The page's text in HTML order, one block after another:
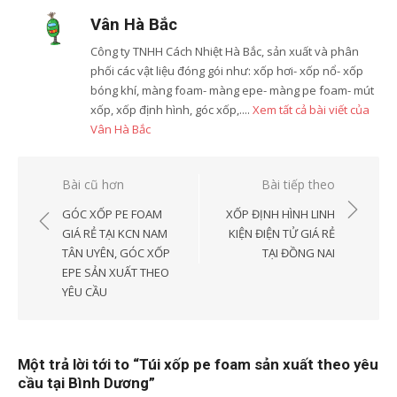
Vân Hà Bắc
Công ty TNHH Cách Nhiệt Hà Bắc, sản xuất và phân
phối các vật liệu đóng gói như: xốp hơi- xốp nổ- xốp
bóng khí, màng foam- màng epe- màng pe foam- mút
xốp, xốp định hình, góc xốp,.... Xem tất cả bài viết của
Vân Hà Bắc
Điều
hướng
bài
viết
Bài cũ hơn
GÓC XỐP PE FOAM
GIÁ RẺ TẠI KCN NAM
TÂN UYÊN, GÓC XỐP
EPE SẢN XUẤT THEO
YÊU CẦU
Bài tiếp theo
XỐP ĐỊNH HÌNH LINH
KIỆN ĐIỆN TỬ GIÁ RẺ
TẠI ĐỒNG NAI
Một trả lời tới to “Túi xốp pe foam sản xuất theo yêu
cầu tại Bình Dương”